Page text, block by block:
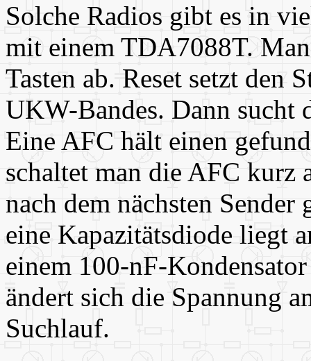
Solche Radios gibt es in
mit einem TDA7088T.
Tasten ab. Reset setzt den
UKW-Bandes. Dann sucht
Eine AFC hält einen
schaltet man die AFC kurz
nach dem nächsten
eine Kapazitätsdiode liegt
einem 100-nF-
ändert sich die Spannung
Suchlauf.